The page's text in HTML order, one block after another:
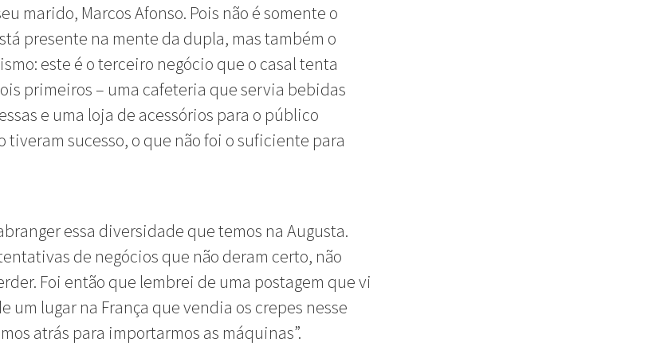
marido, Marcos Afonso. Pois não é somente o
presente na mente da dupla, mas também o
este é o terceiro negócio que o casal tenta
primeiros – uma cafeteria que servia bebidas
e uma loja de acessórios para o público
tiveram sucesso, o que não foi o suficiente para
essa diversidade que temos na Augusta.
de negócios que não deram certo, não
Foi então que lembrei de uma postagem que vi
um lugar na França que vendia os crepes nesse
atrás para importarmos as máquinas”.